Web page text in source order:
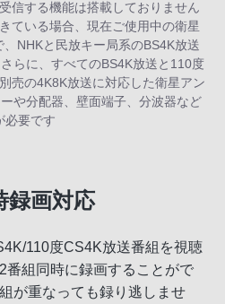
信する機能は搭載しておりません
ている場合、現在ご使用中の衛星
NHKと民放キー局系のBS4K放送
らに、すべてのBS4K放送と110度
売の4K8K放送に対応した衛星アン
や分配器、壁面端子、分波器など
必要です
録画対応
110度CS4K放送番組を視聴
番組同時に録画することがで
が重なっても録り逃しませ